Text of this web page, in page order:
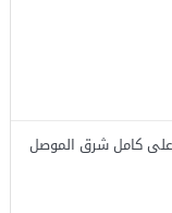
على كامل شرق الموصل